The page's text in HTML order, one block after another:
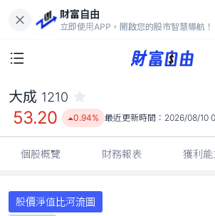
財富自由
立即使用APP，開啟您的股市智慧導航！
53.20
0.94%
大成 1210
53.20 0.94% 最近更新時間： 2026/08/10
個股概覽 財務報表 獲利能
股價淨值比河流圖